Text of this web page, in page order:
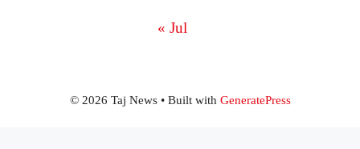
« Jul
© 2026 Taj News• Built with GeneratePress